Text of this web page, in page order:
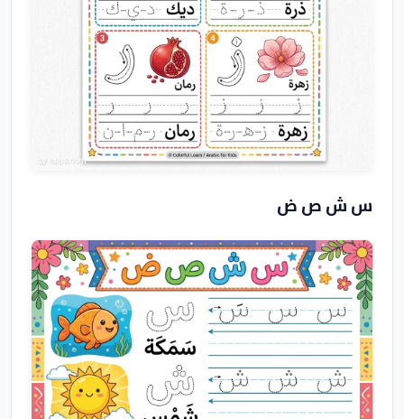
س ش ص ض